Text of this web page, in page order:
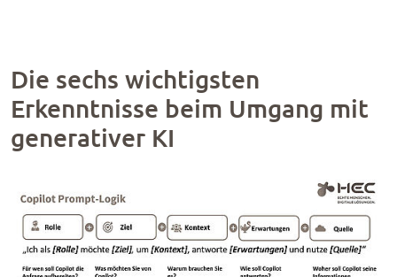
Die sechs wichtigsten
Erkenntnisse beim Umgang mit
generativer KI